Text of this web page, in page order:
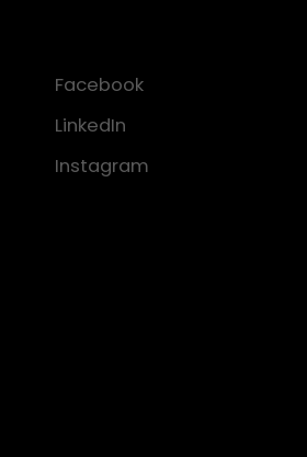
Facebook
LinkedIn
Instagram